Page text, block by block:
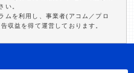
い。
を利用し、事業者(アコム／プロ
収益を得て運営しております。